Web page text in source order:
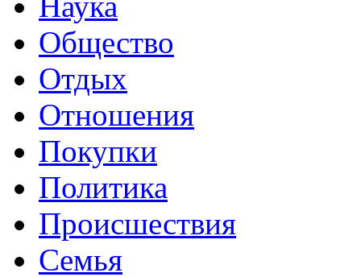
Общество
Отдых
Отношения
Покупки
Политика
Происшествия
Семья